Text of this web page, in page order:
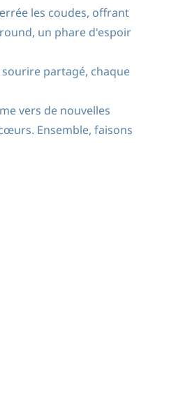
les coudes, offrant
un phare d'espoir
partagé, chaque
vers de nouvelles
Ensemble, faisons